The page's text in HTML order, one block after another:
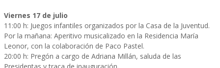
Viernes 17 de julio
11:00 h: Juegos infantiles organizados por la Casa de la Juventud.
Por la mañana: Aperitivo musicalizado en la Residencia María
Leonor, con la colaboración de Paco Pastel.
20:00 h: Pregón a cargo de Adriana Millán, saluda de las